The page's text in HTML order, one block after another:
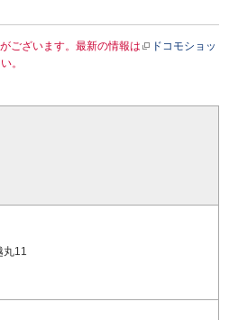
ございます。最新の情報は
ドコモショッ
。
丸11